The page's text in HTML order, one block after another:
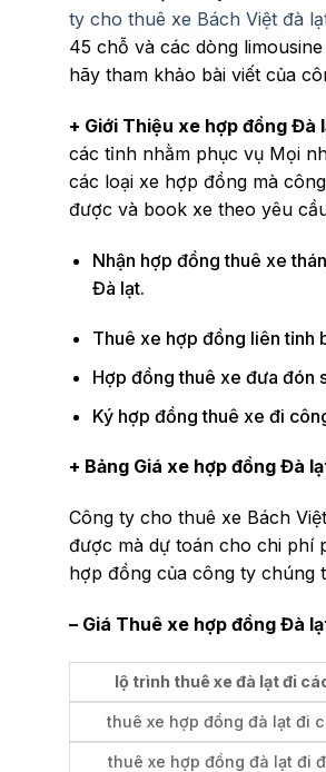
ty cho thuê xe Bách Việt đà
45 chỗ và các dòng
hãy tham khảo bài viết của
+ Giới Thiệu xe hợp đồng Đà
các tỉnh nhằm phục vụ Mọi
các loại xe hợp đồng mà
được và book xe theo yêu
Nhận hợp đồng thuê xe
Đà lạt.
Thuê xe hợp đồng liên tỉnh
Hợp đồng thuê xe đưa đón
Ký hợp đồng thuê xe đi
+ Bảng Giá xe hợp đồng Đà
Công ty cho thuê xe Bách
được mà dự toán cho chi phí
hợp đồng của công ty chúng
– Giá Thuê xe hợp đồng Đà
lộ trình thuê xe đà lạt đi
thuê xe hợp đồng đà lạt đi
thuê xe hợp đồng đà lạt đi